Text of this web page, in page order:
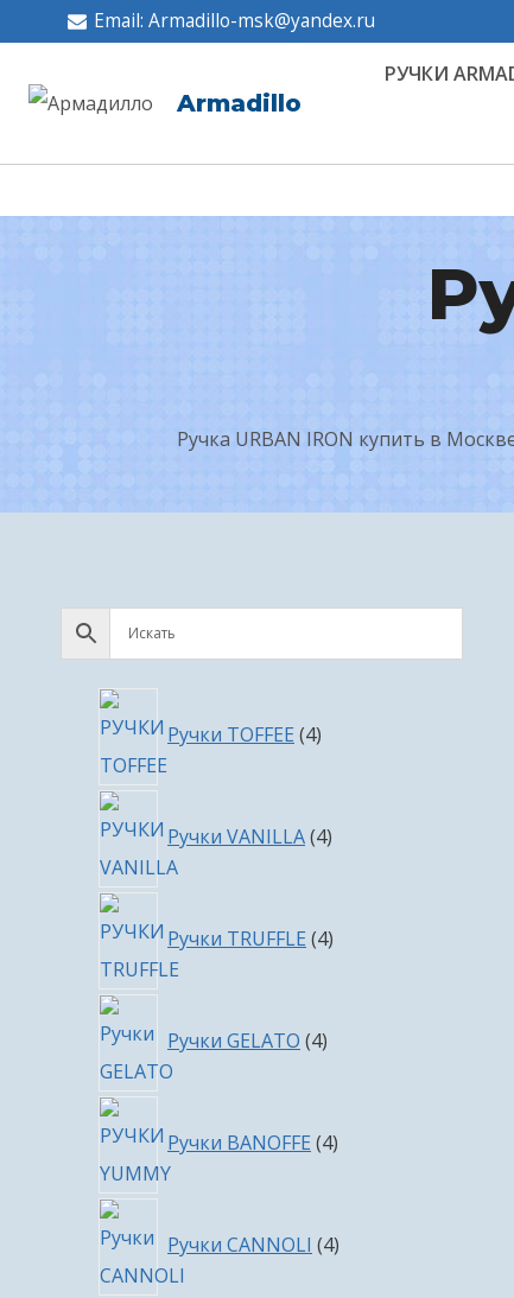
Перейти
содержимому
Email: Armadillo-msk@yandex.ru
Armadillo
РУЧКИ
Ручка URBAN IRON купить в
Ручки TOFFEE 4товара
Ручки VANILLA 4товара
Ручки TRUFFLE 4товара
Ручки GELATO 4товара
Ручки BANOFFE 4товара
Ручки CANNOLI 4товара